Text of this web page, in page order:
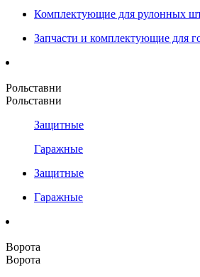
Комплектующие для рулонных
Запчасти и комплектующие для
Рольставни
Рольставни
Защитные
Гаражные
Защитные
Гаражные
Ворота
Ворота